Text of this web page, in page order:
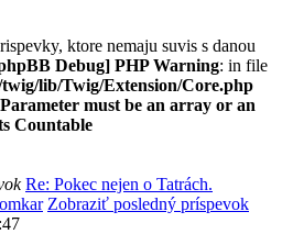
ktore nemaju suvis s danou
Debug] PHP Warning: in file
lib/Twig/Extension/Core.php
must be an array or an
Countable
Re: Pokec nejen o Tatrách.
Zobraziť posledný príspevok